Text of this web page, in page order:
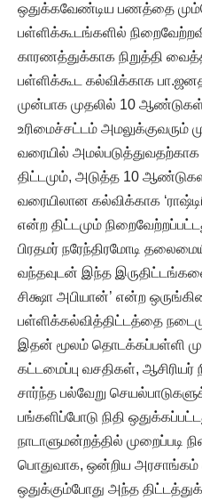
ஒதுக்கவேண்டிய பணத்தை
பள்ளிக்கூடங்களில்
காரணத்துக்காக நிறுத்தி
பள்ளிக்கூட கல்விக்காக
முன்பாக முதலில் 10
உரிமைச்சட்டம் அமலுக்குவரும்
வரையில் அமல்படுத்துவதற்காக
திட்டமும், அடுத்த 10
வரையிலான கல்விக்காக
என்ற திட்டமும்
பிரதமர் நரேந்திரமோடி
வந்தவுடன் இந்த
சிக்ஷா அபியான்’ என்ற
பள்ளிக்கல்வித்திட்டத்தை
இதன் மூலம் தொடக்கப்பள்ளி
கட்டமைப்பு வசதிகள்,
சார்ந்த பல்வேறு
பங்களிப்போடு நிதி
நாடாளுமன்றத்தில் முறைப்படி
பொதுவாக, ஒன்றிய அரசாங்கம்
ஒதுக்கும்போது அந்த